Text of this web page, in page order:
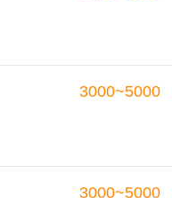
3000~5000
3000~5000